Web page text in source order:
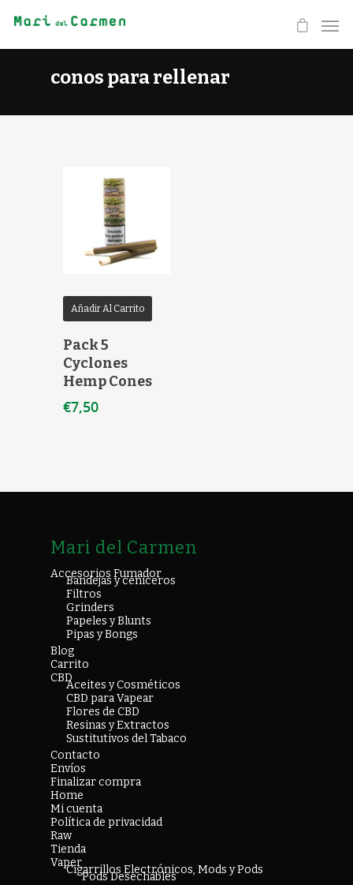
conos para rellenar
Añadir Al Carrito
Pack 5
Cyclones
Hemp Cones
€7,50
Mari del Carmen
Accesorios Fumador
Bandejas y ceniceros
Filtros
Grinders
Papeles y Blunts
Pipas y Bongs
Blog
Carrito
CBD
Aceites y Cosméticos
CBD para Vapear
Flores de CBD
Resinas y Extractos
Sustitutivos del Tabaco
Contacto
Envíos
Finalizar compra
Home
Mi cuenta
Política de privacidad
Raw
Tienda
Vaper
Cigarrillos Electrónicos, Mods y Pods
Pods Desechables